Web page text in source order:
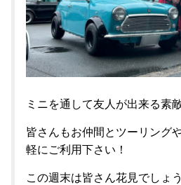
ミニを通して友人が出来る素
皆さんもお仲間とツーリング
軽にご利用下さい！
この週末は皆さん花見でしょ